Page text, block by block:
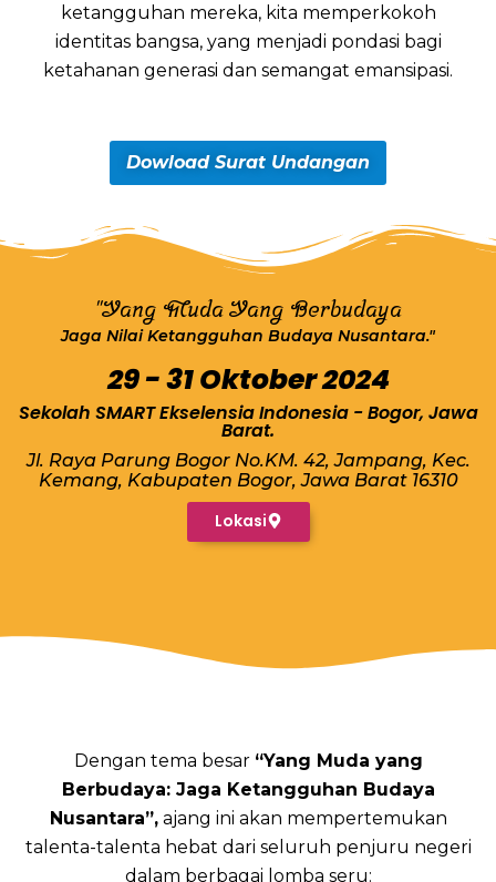
ketangguhan mereka, kita memperkokoh
identitas bangsa, yang menjadi pondasi bagi
ketahanan generasi dan semangat emansipasi.
Dowload Surat Undangan
"Yang Muda Yang Berbudaya
Jaga Nilai Ketangguhan Budaya Nusantara."
29 - 31 Oktober 2024
Sekolah SMART Ekselensia Indonesia - Bogor, Jawa
Barat.
Jl. Raya Parung Bogor No.KM. 42, Jampang, Kec.
Kemang, Kabupaten Bogor, Jawa Barat 16310
Lokasi
Dengan tema besar “Yang Muda yang
Berbudaya: Jaga Ketangguhan Budaya
Nusantara”,ajang ini akan mempertemukan
talenta-talenta hebat dari seluruh penjuru negeri
dalam berbagai lomba seru: